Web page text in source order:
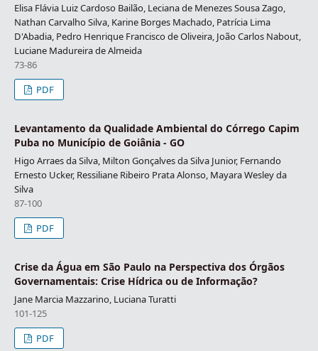
Elisa Flávia Luiz Cardoso Bailão, Leciana de Menezes Sousa Zago,
Nathan Carvalho Silva, Karine Borges Machado, Patrícia Lima
D'Abadia, Pedro Henrique Francisco de Oliveira, João Carlos Nabout,
Luciane Madureira de Almeida
73-86
PDF
Levantamento da Qualidade Ambiental do Córrego Capim
Puba no Município de Goiânia - GO
Higo Arraes da Silva, Milton Gonçalves da Silva Junior, Fernando
Ernesto Ucker, Ressiliane Ribeiro Prata Alonso, Mayara Wesley da
Silva
87-100
PDF
Crise da Água em São Paulo na Perspectiva dos Órgãos
Governamentais: Crise Hídrica ou de Informação?
Jane Marcia Mazzarino, Luciana Turatti
101-125
PDF